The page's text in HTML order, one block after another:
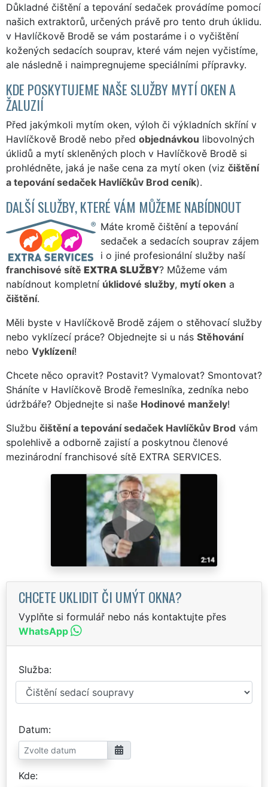
Důkladné čištění a tepování sedaček provádíme pomocí
našich extraktorů, určených právě pro tento druh úklidu.
v Havlíčkově Brodě se vám postaráme i o vyčištění
kožených sedacích souprav, které vám nejen vyčistíme,
ale následně i naimpregnujeme speciálními přípravky.
KDE POSKYTUJEME NAŠE SLUŽBY MYTÍ OKEN A
ŽALUZIÍ
Před jakýmkoli mytím oken, výloh či výkladních skříní v
Havlíčkově Brodě nebo před objednávkou libovolných
úklidů a mytí skleněných ploch v Havlíčkově Brodě si
prohlédněte, jaká je naše cena za mytí oken (viz čištění
a tepování sedaček Havlíčkův Brod ceník).
DALŠÍ SLUŽBY, KTERÉ VÁM MŮŽEME NABÍDNOUT
Máte kromě čištění a tepování
sedaček a sedacích souprav zájem
i o jiné profesionální služby naší
franchisové sítě EXTRA SLUŽBY? Můžeme vám
nabídnout kompletní úklidové služby, mytí oken a
čištění.
Měli byste v Havlíčkově Brodě zájem o stěhovací služby
nebo vyklízecí práce? Objednejte si u nás Stěhování
nebo Vyklízení!
Chcete něco opravit? Postavit? Vymalovat? Smontovat?
Sháníte v Havlíčkově Brodě řemeslníka, zedníka nebo
údržbáře? Objednejte si naše Hodinové manžely!
Službu čištění a tepování sedaček Havlíčkův Brod vám
spolehlivě a odborně zajistí a poskytnou členové
mezinárodní franchisové sítě EXTRA SERVICES.
CHCETE UKLIDIT ČI UMÝT OKNA?
Vyplňte si formulář nebo nás kontaktujte přes
WhatsApp
Služba
Datum
Kde